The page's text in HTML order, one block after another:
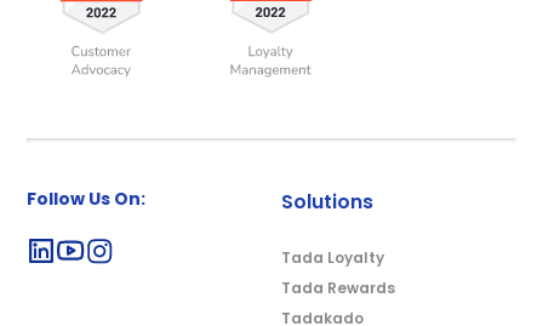
Follow Us On: Solutions
Tada Loyalty
Tada Rewards
Tadakado